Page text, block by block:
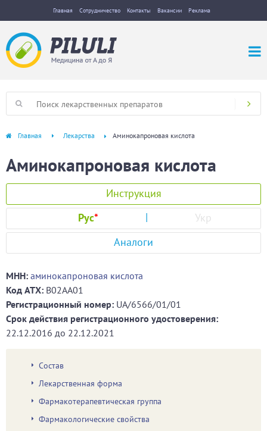
Главная Сотрудничество Контакты Вакансии Реклама
Главная Лекарства Аминокапроновая кислота
Аминокапроновая кислота
Инструкция
Рус*
Укр
Аналоги
МНН: аминокапроновая кислота
Код ATХ: B02AA01
Регистрационный номер: UA/6566/01/01
Срок действия регистрационного удостоверения:
22.12.2016 до 22.12.2021
Состав
Лекарственная форма
Фармакотерапевтическая группа
Фармакологические свойства